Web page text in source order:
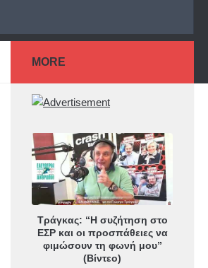
MORE
Τράγκας: “Η συζήτηση στο
ΕΣΡ και οι προσπάθειες να
φιμώσουν τη φωνή μου”
(Βίντεο)